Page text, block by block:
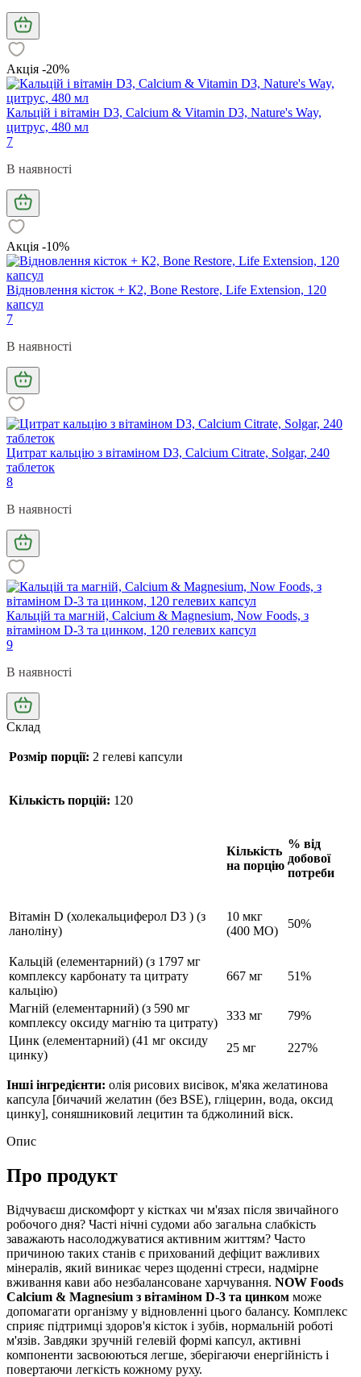
Акція -20%
Кальцій і вітамін D3, Calcium & Vitamin D3, Nature's Way,
цитрус, 480 мл
7
В наявності
Акція -10%
Відновлення кісток + К2, Bone Restore, Life Extension, 120
капсул
7
В наявності
Цитрат кальцію з вітаміном D3, Calcium Citrate, Solgar, 240
таблеток
8
В наявності
Кальцій та магній, Calcium & Magnesium, Now Foods, з
вітаміном D-3 та цинком, 120 гелевих капсул
9
В наявності
Склад
Розмір порції: 2 гелеві капсули
Кількість порцій: 120
Кількість
на порцію
% від
добової
потреби
Вітамін D (холекальциферол D3 ) (з
ланоліну)
10 мкг
(400 МО)
50%
Кальцій (елементарний) (з 1797 мг
комплексу карбонату та цитрату
кальцію)
667 мг 51%
Магній (елементарний) (з 590 мг
комплексу оксиду магнію та цитрату)
333 мг
79%
Цинк (елементарний) (41 мг оксиду
цинку)
25 мг 227%
Інші інгредієнти: олія рисових висівок, м'яка желатинова
капсула [бичачий желатин (без BSE), гліцерин, вода, оксид
цинку], соняшниковий лецитин та бджолиний віск.
Опис
Про продукт
Відчуваєш дискомфорт у кістках чи м'язах після звичайного
робочого дня? Часті нічні судоми або загальна слабкість
заважають насолоджуватися активним життям? Часто
причиною таких станів є прихований дефіцит важливих
мінералів, який виникає через щоденні стреси, надмірне
вживання кави або незбалансоване харчування. NOW Foods
Calcium & Magnesium з вітаміном D-3 та цинком може
допомагати організму у відновленні цього балансу. Комплекс
сприяє підтримці здоров'я кісток і зубів, нормальній роботі
м'язів. Завдяки зручній гелевій формі капсул, активні
компоненти засвоюються легше, зберігаючи енергійність і
повертаючи легкість кожному руху.